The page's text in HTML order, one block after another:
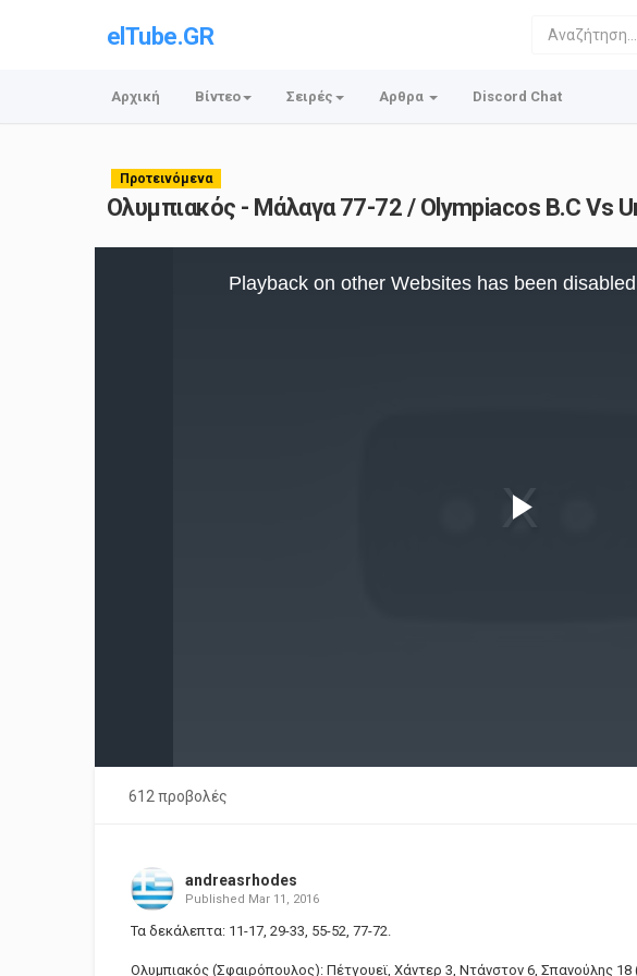
elTube.GR
Αρχική Βίντεο Σειρές Αρθρα Discord Chat
Προτεινόμενα
Ολυμπιακός - Μάλαγα 77-72 / Olympiacos B.C Vs
Playback on other Websites has been
612 προβολές
andreasrhodes
Published Mar 11, 2016
Τα δεκάλεπτα: 11-17, 29-33, 55-52, 77-72.
Ολυμπιακός (Σφαιρόπουλος): Πέτγουεϊ, Χάντερ 3, Ντάνστον 6, Σπανούλης 18